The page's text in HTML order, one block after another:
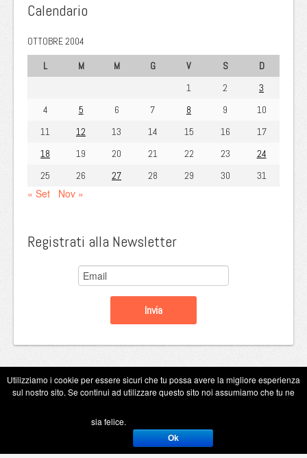
Calendario
OTTOBRE 2004
L
M M G V S
D
1
2
3
4
5 6 7 8 9
10
11
12 13 14 15 16
17
18
19 20 21 22 23
24
25
26 27 28 29 30 31
« Set Nov »
Registrati alla Newsletter
Copyright Eugenio Guarini 2026
Utilizziamo i cookie per essere sicuri che tu possa avere la migliore esperienza
sul nostro sito. Se continui ad utilizzare questo sito noi assumiamo che tu ne
sia felice.
Ok